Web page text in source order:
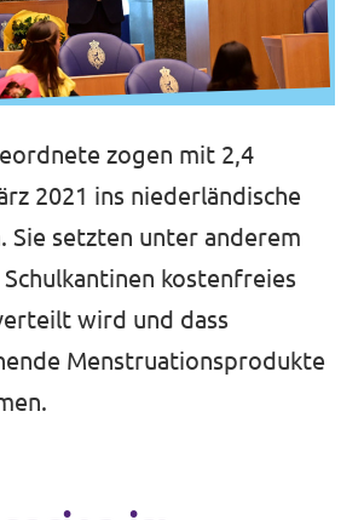
zogen mit 2,4
2021 ins niederländische
Sie setzten unter anderem
Schulkantinen kostenfreies
wird und dass
Menstruationsprodukte